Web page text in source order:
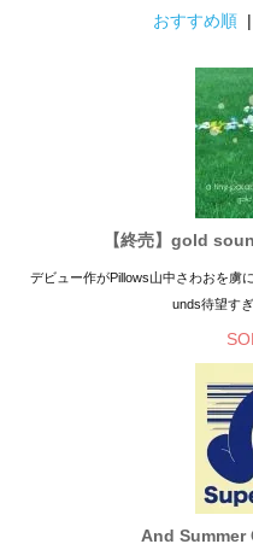
おすすめ順
【終売】gold
デビュー作がPillows山中さわおを虜
unds待望す
And Summer